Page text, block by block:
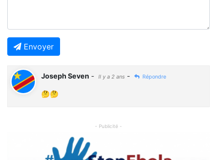
Envoyer
Joseph Seven - Il y a 2 ans - Répondre
🤔🤔
- Publicité -